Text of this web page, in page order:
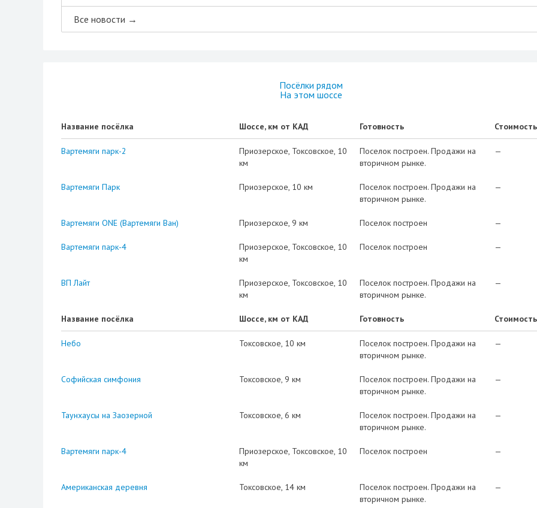
Все новости →
Посёлки рядом
На этом шоссе
Название посёлка Шоссе, км от КАД Готовность Стоимость
Вартемяги парк-2 Приозерское Токсовское 10
км
Поселок построен. Продажи на
вторичном рынке.
—
Вартемяги Парк Приозерское 10 км
Поселок построен. Продажи на
вторичном рынке.
—
Вартемяги ONE (Вартемяги Ван) Приозерское 9 км Поселок построен —
Вартемяги парк-4 Приозерское Токсовское 10
км
Поселок построен —
ВП Лайт Приозерское Токсовское 10
км
Поселок построен. Продажи на
вторичном рынке.
—
Название посёлка Шоссе, км от КАД Готовность Стоимость
Небо Токсовское 10 км
Поселок построен. Продажи на
вторичном рынке.
—
Софийская симфония Токсовское 9 км
Поселок построен. Продажи на
вторичном рынке.
—
Таунхаусы на Заозерной Токсовское 6 км
Поселок построен. Продажи на
вторичном рынке.
—
Вартемяги парк-4 Приозерское Токсовское 10
км
Поселок построен —
Американская деревня Токсовское 14 км
Поселок построен. Продажи на
вторичном рынке.
—